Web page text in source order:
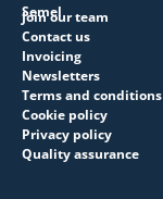
Semel
Join our team
Contact us
Invoicing
Newsletters
Terms and conditions
Cookie policy
Privacy policy
Quality assurance